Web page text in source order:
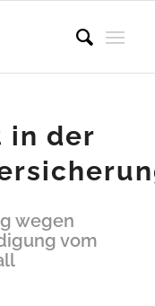
in der
wegen
vom